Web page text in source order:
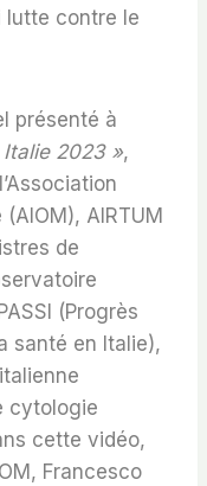
lutte contre le
présenté à
2023 »,
AIRTUM
de
(Progrès
santé en Italie),
cytologie
cette vidéo,
Francesco